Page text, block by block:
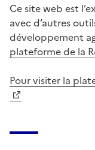
Ce site web est
avec d’autres
développement
plateforme de la
Pour visiter la